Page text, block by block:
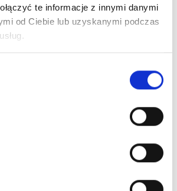
te informacje z innymi danymi
od Ciebie lub uzyskanymi podczas
najkorzystniejszą
ofertę Leasingu